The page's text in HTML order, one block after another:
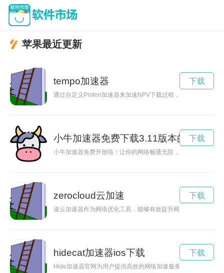
苹果最近更新
tempo加速器
通过自定义Proton加速器来加速NPV下载过程，提高下载速度
下载
小牛加速器免费下载3.11版本的
小牛加速器免费开放啦！让你的网络畅通无阻，助你快人一步
下载
zerocloud云加速
凌云加速器作为网络优化工具，能够有效提升网络速度，解决
下载
hidecat加速器ios下载
Hide加速器官网为用户提供高效的网络加速服务，让用户畅游
下载